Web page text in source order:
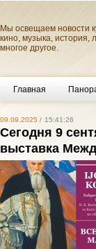
Мы освещаем новости
кино, музыка, история,
многое другое.
Главная
09.09.2025 / 15:41:26
Сегодня 9
выставка